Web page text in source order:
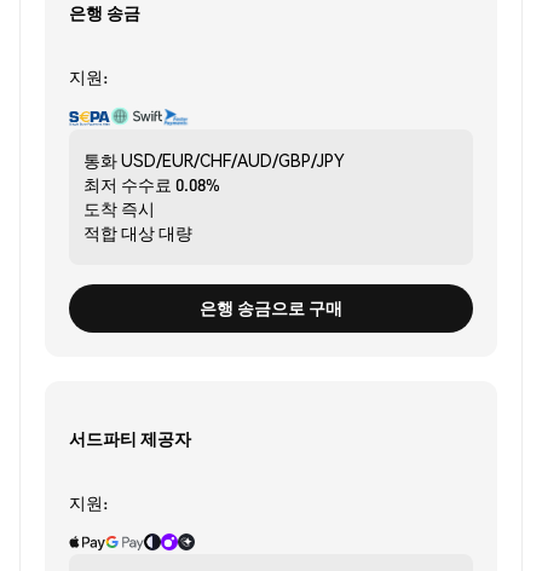
은행 송금
지원:
통화USD/EUR/CHF/AUD/GBP/JPY
최저 수수료 0.08%
도착 즉시
적합 대상대량
은행 송금으로 구매
서드파티 제공자
지원: